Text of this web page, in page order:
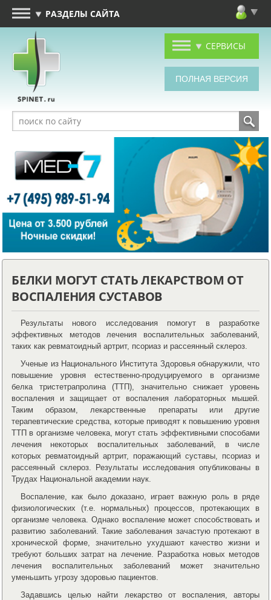
РАЗДЕЛЫ САЙТА
СЕРВИСЫ
БЕЛКИ МОГУТ СТАТЬ ЛЕКАРСТВОМ ОТ
ВОСПАЛЕНИЯ СУСТАВОВ
Результаты нового исследования помогут в разработке
эффективных методов лечения воспалительных заболеваний,
таких как ревматоидный артрит, псориаз и рассеянный склероз.
Ученые из Национального Института Здоровья обнаружили, что
повышение уровня естественно-продуцируемого в организме
белка тристетрапролина (ТТП), значительно снижает уровень
воспаления и защищает от воспаления лабораторных мышей.
Таким образом, лекарственные препараты или другие
терапевтические средства, которые приводят к повышению уровня
ТТП в организме человека, могут стать эффективными способами
лечения некоторых воспалительных заболеваний, в числе
которых ревматоидный артрит, поражающий суставы, псориаз и
рассеянный склероз. Результаты исследования опубликованы в
Трудах Национальной академии наук.
Воспаление, как было доказано, играет важную роль в ряде
физиологических (т.е. нормальных) процессов, протекающих в
организме человека. Однако воспаление может способствовать и
развитию заболеваний. Такие заболевания зачастую протекают в
хронической форме, значительно ухудшают качество жизни и
требуют больших затрат на лечение. Разработка новых методов
лечения воспалительных заболеваний может значительно
уменьшить угрозу здоровью пациентов.
Задавшись целью найти лекарство от воспаления, авторы